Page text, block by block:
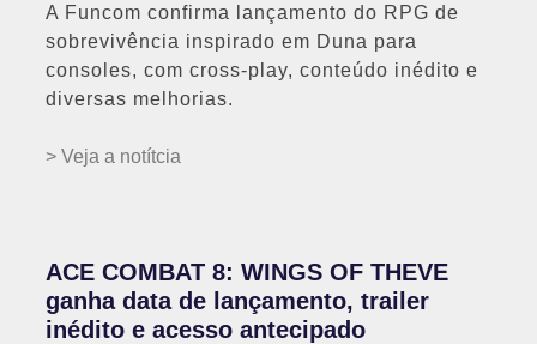
A Funcom confirma lançamento do RPG de
sobrevivência inspirado em Duna para
consoles, com cross-play, conteúdo inédito e
diversas melhorias.
> Veja a notítcia
ACE COMBAT 8: WINGS OF THEVE
ganha data de lançamento, trailer
inédito e acesso antecipado